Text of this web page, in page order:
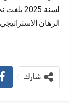
الرهان
شارك